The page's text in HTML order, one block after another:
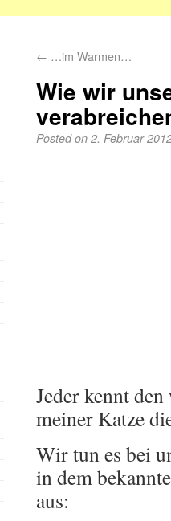
← …im Warmen…
Wie wir
Posted on 2. Februar
Jeder kennt
meiner Katze
Wir tun es bei
in dem
aus: